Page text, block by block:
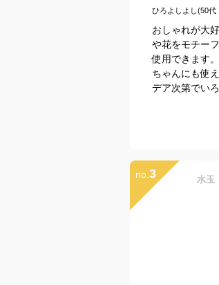
ひろよしよし(50代
おしゃれが大
や花をモチー
使用できます
ちゃんにも使
デア次第でい
no. 3